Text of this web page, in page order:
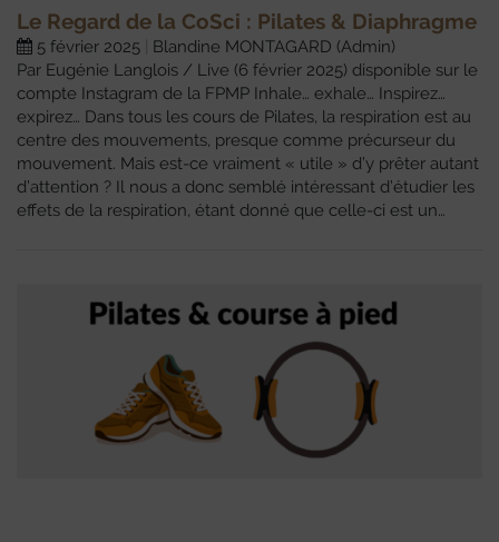
Le Regard de la CoSci : Pilates & Diaphragme
5 février 2025
Blandine MONTAGARD (Admin)
Par Eugénie Langlois / Live (6 février 2025) disponible sur le
compte Instagram de la FPMP Inhale… exhale… Inspirez…
expirez… Dans tous les cours de Pilates, la respiration est au
centre des mouvements, presque comme précurseur du
mouvement. Mais est-ce vraiment « utile » d’y prêter autant
d’attention ? Il nous a donc semblé intéressant d’étudier les
effets de la respiration, étant donné que celle-ci est un…